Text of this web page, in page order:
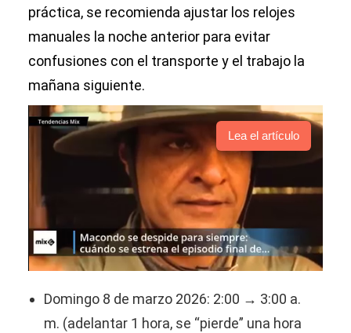
práctica, se recomienda ajustar los relojes
manuales la noche anterior para evitar
confusiones con el transporte y el trabajo la
mañana siguiente.
Lea el artículo
Domingo 8 de marzo 2026: 2:00 → 3:00 a.
m. (adelantar 1 hora, se “pierde” una hora